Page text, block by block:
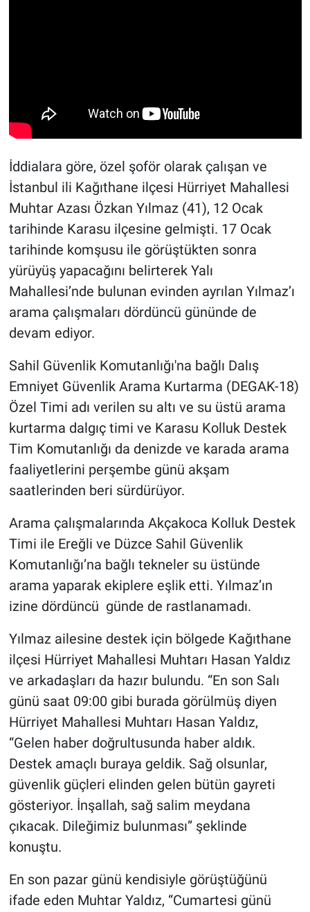
İddialara göre, özel şoför olarak çalışan ve
İstanbul ili Kağıthane ilçesi Hürriyet Mahallesi
Muhtar Azası Özkan Yılmaz (41), 12 Ocak
tarihinde Karasu ilçesine gelmişti. 17 Ocak
tarihinde komşusu ile görüştükten sonra
yürüyüş yapacağını belirterek Yalı
Mahallesi’nde bulunan evinden ayrılan Yılmaz’ı
arama çalışmaları dördüncü gününde de
devam ediyor.
Sahil Güvenlik Komutanlığı'na bağlı Dalış
Emniyet Güvenlik Arama Kurtarma (DEGAK-18)
Özel Timi adı verilen su altı ve su üstü arama
kurtarma dalgıç timi ve Karasu Kolluk Destek
Tim Komutanlığı da denizde ve karada arama
faaliyetlerini perşembe günü akşam
saatlerinden beri sürdürüyor.
Arama çalışmalarında Akçakoca Kolluk Destek
Timi ile Ereğli ve Düzce Sahil Güvenlik
Komutanlığı’na bağlı tekneler su üstünde
arama yaparak ekiplere eşlik etti. Yılmaz’ın
izine dördüncü günde de rastlanamadı.
Yılmaz ailesine destek için bölgede Kağıthane
ilçesi Hürriyet Mahallesi Muhtarı Hasan Yaldız
ve arkadaşları da hazır bulundu. “En son Salı
günü saat 09:00 gibi burada görülmüş diyen
Hürriyet Mahallesi Muhtarı Hasan Yaldız,
“Gelen haber doğrultusunda haber aldık.
Destek amaçlı buraya geldik. Sağ olsunlar,
güvenlik güçleri elinden gelen bütün gayreti
gösteriyor. İnşallah, sağ salim meydana
çıkacak. Dileğimiz bulunması” şeklinde
konuştu.
En son pazar günü kendisiyle görüştüğünü
ifade eden Muhtar Yaldız, “Cumartesi günü